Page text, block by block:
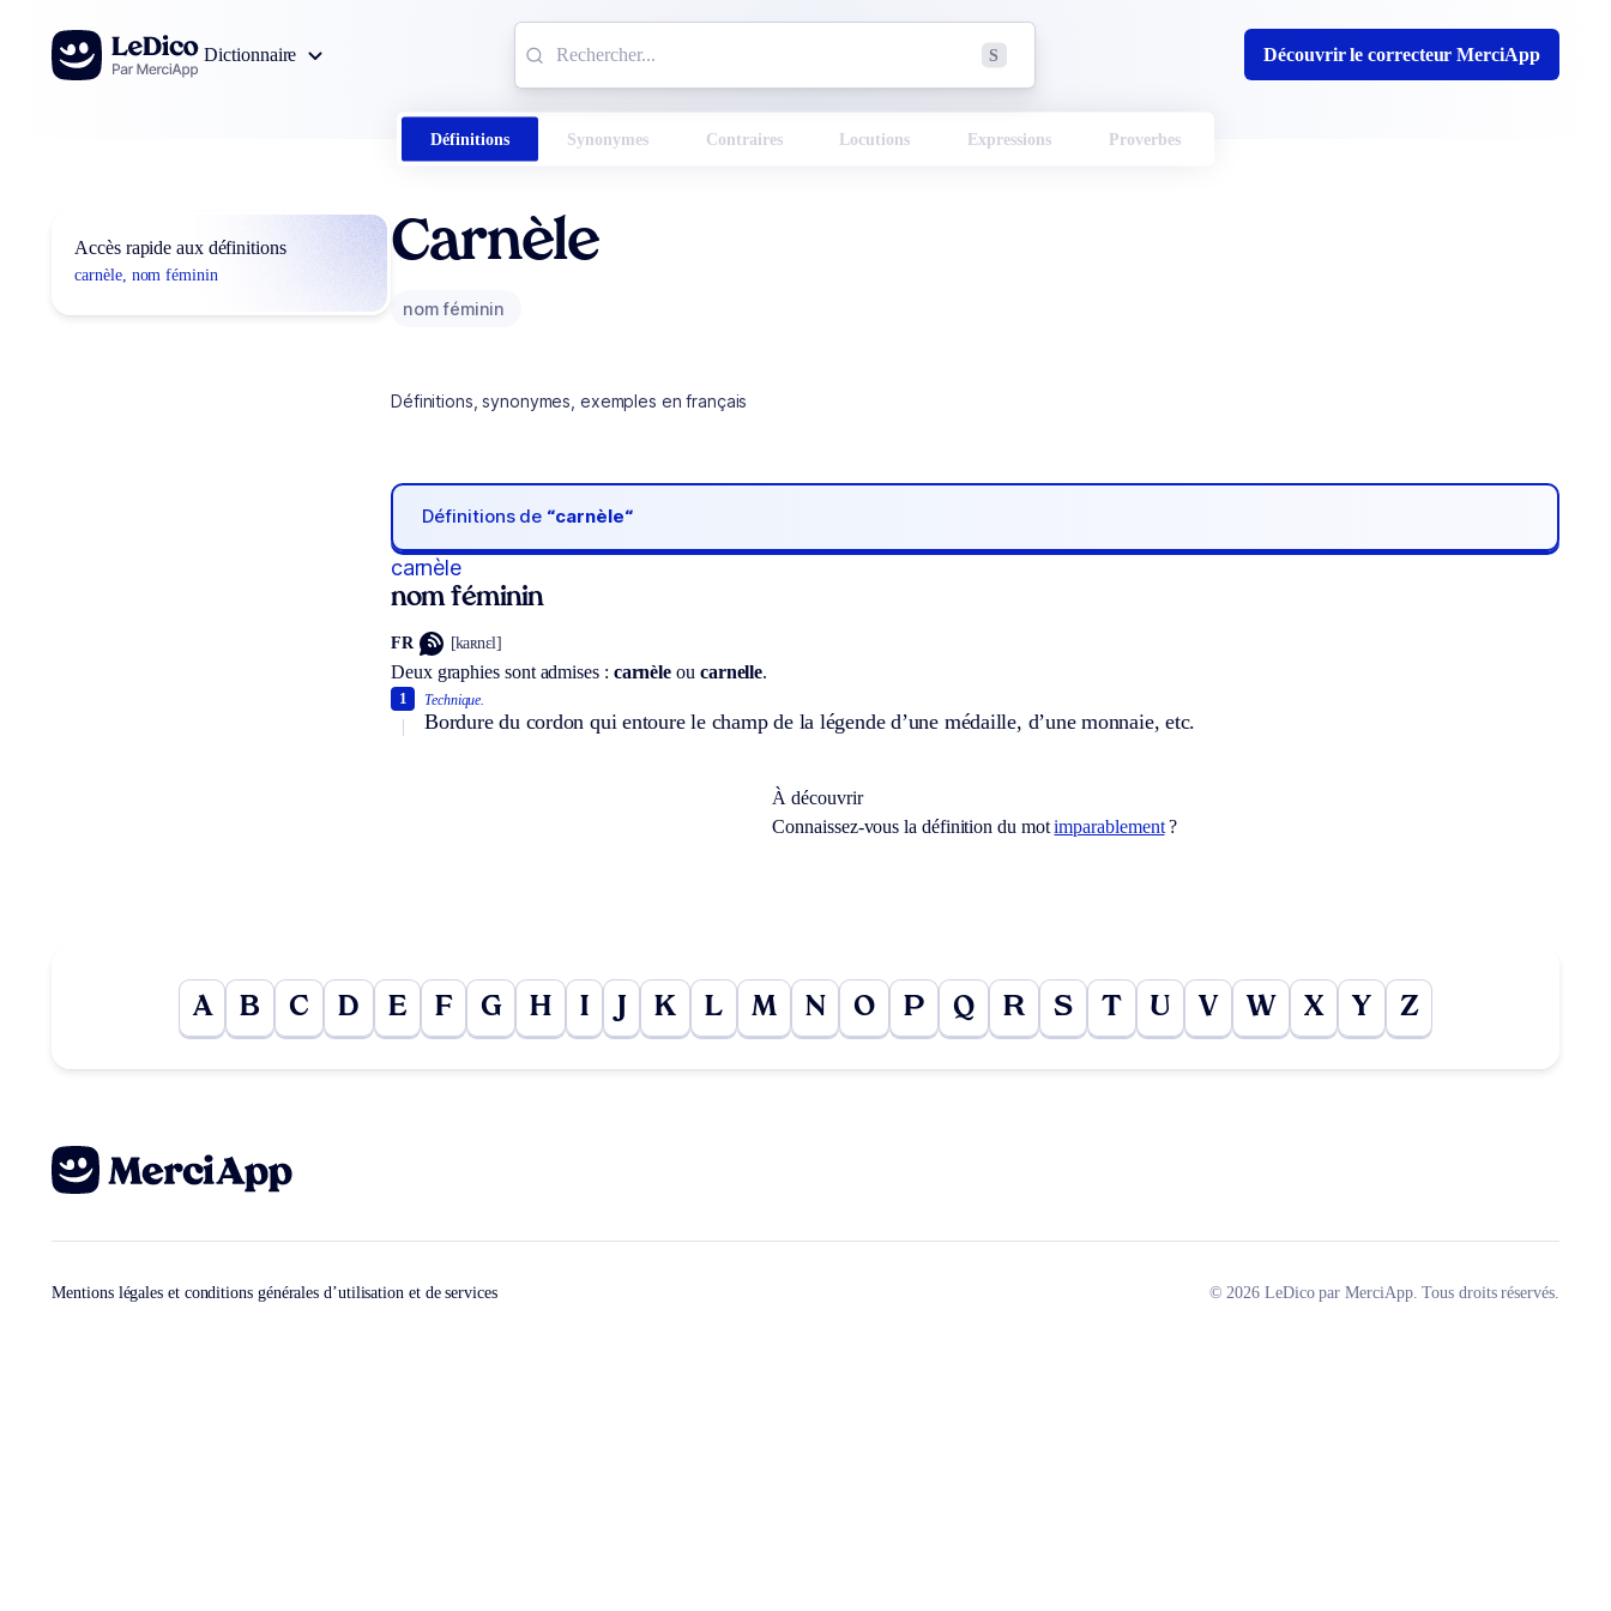
Aller au contenu
Dictionnaire
S Découvrir le correcteur MerciApp
Définitions Synonymes Contraires Locutions Expressions Proverbes
Accès rapide aux définitions
carnèle, nom féminin
Carnèle
nom féminin
Définitions, synonymes, exemples en français
Définitions de “carnèle“
carnèle
nom féminin
FR [kaʀnɛl]
Deux graphies sont admises : carnèle ou carnelle.
Technique.
Bordure du cordon qui entoure le champ de la légende d’une médaille, d’une monnaie, etc.
1
À découvrir
Connaissez-vous la définition du motimparablement?
A B C D E F G H I K L M N O P Q R S T U V W X Y Z
Mentions légales et conditions générales d’utilisation et de services © 2026 LeDico par MerciApp. Tous droits réservés.